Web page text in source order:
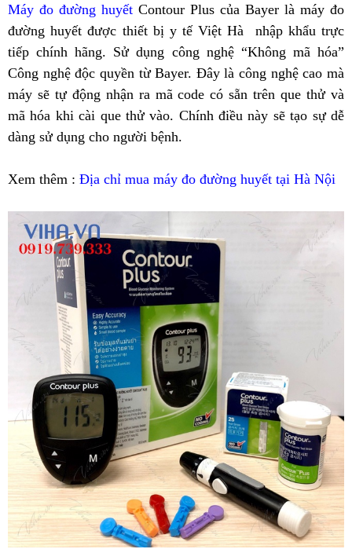
Máy đo đường huyết Contour Plus của Bayer là máy đo
đường huyết được thiết bị y tế Việt Hà nhập khẩu trực
tiếp chính hãng. Sử dụng công nghệ “Không mã hóa”
Công nghệ độc quyền từ Bayer. Đây là công nghệ cao mà
máy sẽ tự động nhận ra mã code có sẵn trên que thử và
mã hóa khi cài que thử vào. Chính điều này sẽ tạo sự dễ
dàng sử dụng cho người bệnh.
Xem thêm : Địa chỉ mua máy đo đường huyết tại Hà Nội